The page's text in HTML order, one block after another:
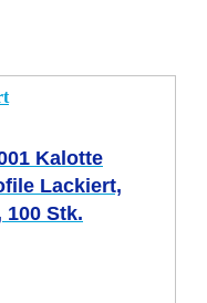
Kalotte
Lackiert,
100 Stk.